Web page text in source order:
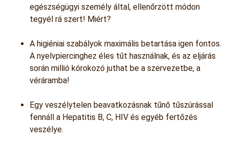
egészségügyi személy által, ellenőrzött módon
tegyél rá szert! Miért?
A higiéniai szabályok maximális betartása igen fontos.
A nyelvpiercinghez éles tűt használnak, és az eljárás
során millió kórokozó juthat be a szervezetbe, a
véráramba!
Egy veszélytelen beavatkozásnak tűnő tűszúrással
fennáll a Hepatitis B, C, HIV és egyéb fertőzés
veszélye.